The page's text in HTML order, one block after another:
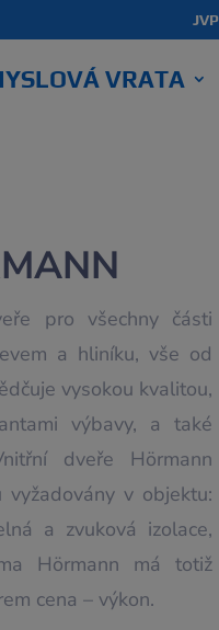
VRATA
pro všechny části
a hliníku, vše od
vysokou kvalitou,
výbavy, a také
dveře Hörmann
v objektu:
a zvuková izolace,
Hörmann má totiž
cena – výkon.